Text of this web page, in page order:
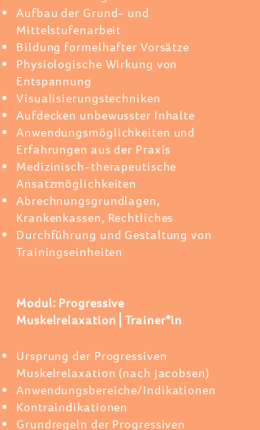
Aufbau der Grund- und
Mittelstufenarbeit
Bildung formelhafter Vorsätze
Physiologische Wirkung von
Entspannung
Visualisierungstechniken
Aufdecken unbewusster Inhalte
Anwendungsmöglichkeiten und
Erfahrungen aus der Praxis
Medizinisch-therapeutische
Ansatzmöglichkeiten
Abrechnungsgrundlagen,
Krankenkassen, Rechtliches
Durchführung und Gestaltung von
Trainingseinheiten
Modul: Progressive
Muskelrelaxation⎪Trainer*in
Ursprung der Progressiven
Muskelrelaxation (nach Jacobsen)
Anwendungsbereiche/Indikationen
Kontraindikationen
Grundregeln der Progressiven